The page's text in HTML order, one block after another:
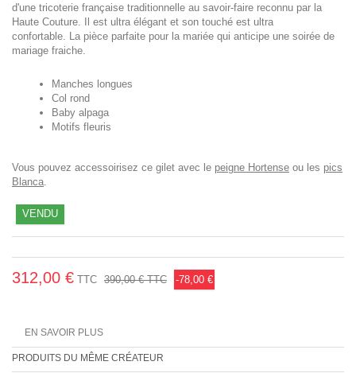
d'une tricoterie française traditionnelle au savoir-faire reconnu par la
Haute Couture. Il est ultra élégant et son touché est ultra
confortable. La pièce parfaite pour la mariée qui anticipe une soirée de
mariage fraiche.
Manches longues
Col rond
Baby alpaga
Motifs fleuris
Vous pouvez accessoirisez ce gilet avec le peigne Hortense ou les pics
Blanca
VENDU
312,00 € TTC 390,00 €TTC -78,00 €
EN SAVOIR PLUS
PRODUITS DU MÊME CRÉATEUR